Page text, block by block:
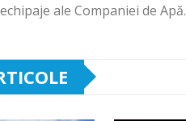
ale Companiei de Apă.